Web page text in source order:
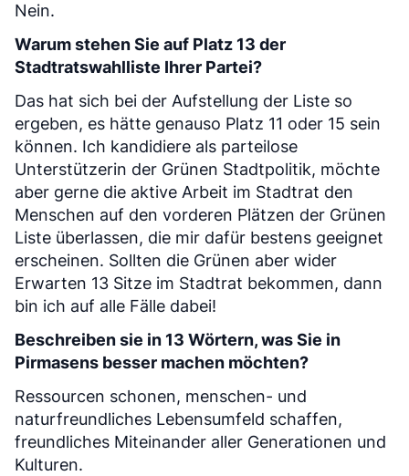
Nein.
Warum stehen Sie auf Platz 13 der
Stadtratswahlliste Ihrer Partei?
Das hat sich bei der Aufstellung der Liste so
ergeben, es hätte genauso Platz 11 oder 15 sein
können. Ich kandidiere als parteilose
Unterstützerin der Grünen Stadtpolitik, möchte
aber gerne die aktive Arbeit im Stadtrat den
Menschen auf den vorderen Plätzen der Grünen
Liste überlassen, die mir dafür bestens geeignet
erscheinen. Sollten die Grünen aber wider
Erwarten 13 Sitze im Stadtrat bekommen, dann
bin ich auf alle Fälle dabei!
Beschreiben sie in 13 Wörtern, was Sie in
Pirmasens besser machen möchten?
Ressourcen schonen, menschen- und
naturfreundliches Lebensumfeld schaffen,
freundliches Miteinander aller Generationen und
Kulturen.